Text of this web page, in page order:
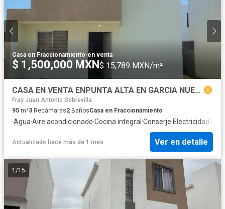
Casa en Fraccionamiento·en venta
$ 1,500,000 MXN $ 15,789 MXN/m²
CASA EN VENTA ENPUNTA ALTA EN GARCIA NUEVO LEON
Fray Juan Antonio Sobrevilla
95 m²3 Recámaras2 BañosCasa en Fraccionamiento
·Agua·Aire acondicionado·Cocina integral ·Conserje·Electricidad·
Actualizado hace más de 1 mes Ver en detalle
1 /15